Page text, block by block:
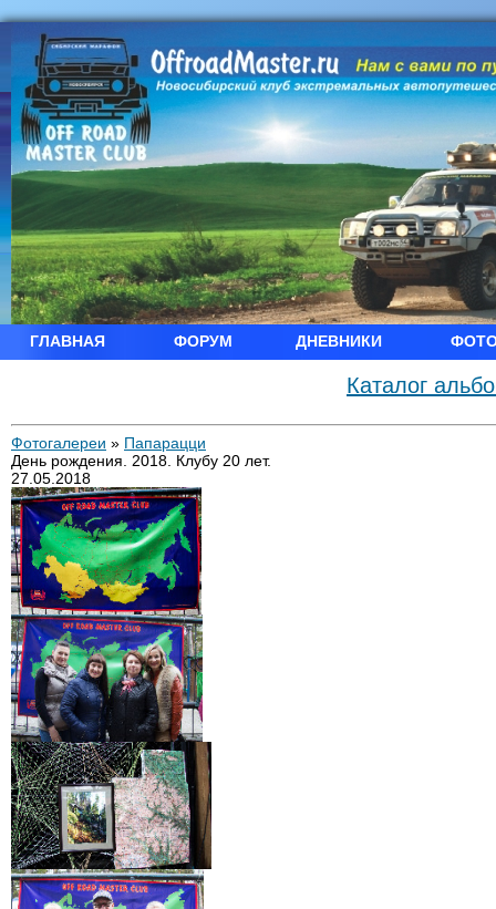
ГЛАВНАЯ ФОРУМ ДНЕВНИКИ
Каталог
Фотогалереи » Папарацци
День рождения. 2018. Клубу 20 лет.
27.05.2018